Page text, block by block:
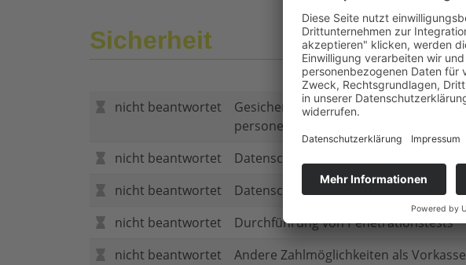
Sicherheit
nicht beantwortet
Gesicherte Verbindung bei
personenbezogenen Daten
nicht beantwortet
Datenschutzerklärung
nicht beantwortet
Datenschutzerklärung im Internet
nicht beantwortet
Durchführung von Penetrationstests
nicht beantwortet
Andere Zahlmöglichkeiten als Vorkasse